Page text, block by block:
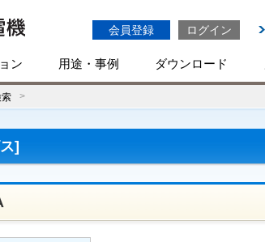
会員登録 ログイン
ン 用途・事例 ダウンロード
]